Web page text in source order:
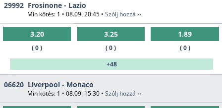
29992 Frosinone - Lazio
Min kötés: 1 • 08.09. 20:45 • Szólj hozzá ››
3.20
( 0 )
3.25
( 0 )
1.89
( 0 )
+48
06620 Liverpool - Monaco
Min kötés: 1 • 08.09. 15:30 • Szólj hozzá ››